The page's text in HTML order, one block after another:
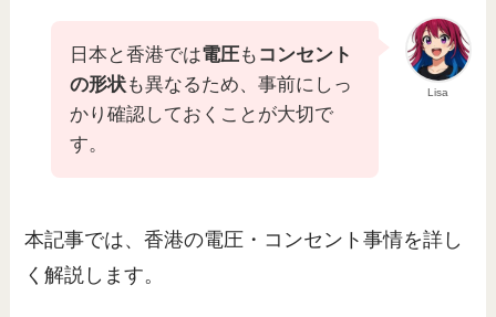
Lisa
日本と香港では電圧も コンセント
の形状も異なるため、事前にしっ
かり確認しておくことが大切で
す。
本記事では、香港の電圧・コンセント事情を詳し
く解説します。